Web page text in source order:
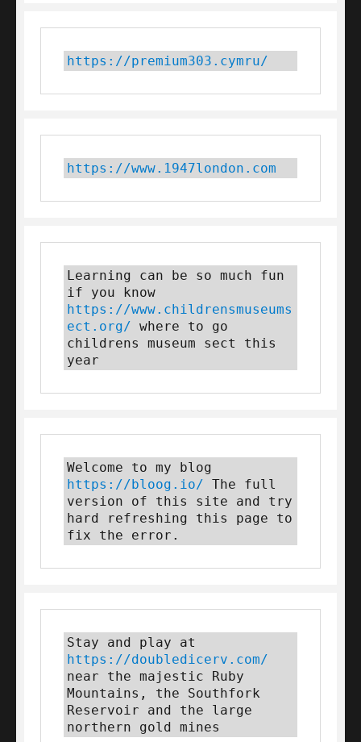
https://premium303.cymru/
https://www.1947london.com
Learning can be so much fun
https://www.childrensmuseums
ect.org/ where to go
childrens museum sect this
year
https://bloog.io/ The full
version of this site and try
hard refreshing this page to
fix the error.
https://doubledicerv.com/
near the majestic Ruby
Mountains, the Southfork
Reservoir and the large
northern gold mines